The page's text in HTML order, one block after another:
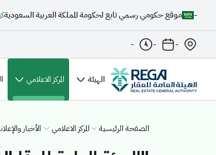
- موقع حكومي رسمي تابع لحكومة المملكة العربية السعودية
-
-
-
الهيئة المركز الاعلامي
الصفحة الرئيسية المركز الاعلامي الأخبار